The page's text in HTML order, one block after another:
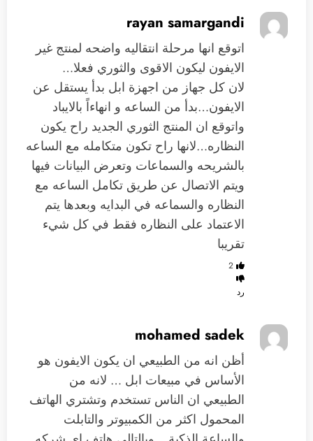
rayan samargandi
اتوقع انها مرحلة انتقاليه واضحه لمنتج غير
الايفون ليكون الاقوى والثوري فعلا…
لان كل جهاز من اجهزة ابل بدأ يستقل عن
الايفون…بدأ من الساعه و انهاءاً بالايباد
واتوقع ان المنتج الثوري الجديد راح يكون
النظاره…لانها راح تكون متكامله مع الساعه
بالشريحه والسماعات وتعرض البيانات فيها
ويتم الاتصال عن طريق تكامل الساعه مع
النظاره والسماعه في البدايه وبعدها يتم
الاعتماد على النظاره فقط في كل شيء
تقريبا
2
رد
mohamed sadek
أظن انه من الطبيعي ان يكون الايفون هو
الأساس في مبيعات ابل … لانه من
الطبيعي ان الناس تستخدم وتشتري الهاتف
المحمول اكثر من الكمبيوتر والتابلت